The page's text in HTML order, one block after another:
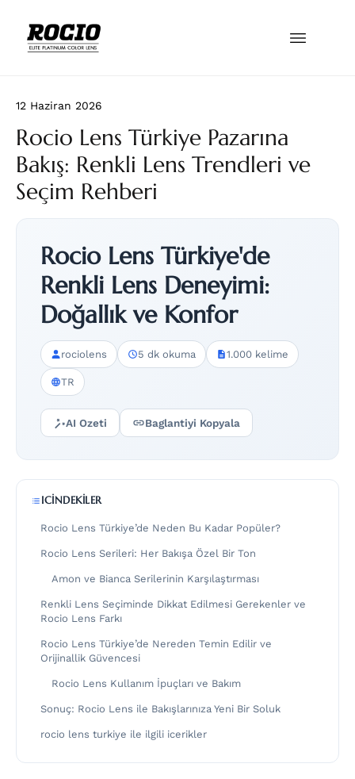
12 Haziran 2026
Rocio Lens Türkiye Pazarına
Bakış: Renkli Lens Trendleri ve
Seçim Rehberi
Rocio Lens Türkiye'de
Renkli Lens Deneyimi:
Doğallık ve Konfor
rociolens 5 dk okuma 1.000 kelime
TR
AI Ozeti Baglantiyi Kopyala
ICINDEKILER
Rocio Lens Türkiye’de Neden Bu Kadar Popüler?
Rocio Lens Serileri: Her Bakışa Özel Bir Ton
Amon ve Bianca Serilerinin Karşılaştırması
Renkli Lens Seçiminde Dikkat Edilmesi Gerekenler ve
Rocio Lens Farkı
Rocio Lens Türkiye’de Nereden Temin Edilir ve
Orijinallik Güvencesi
Rocio Lens Kullanım İpuçları ve Bakım
Sonuç: Rocio Lens ile Bakışlarınıza Yeni Bir Soluk
rocio lens turkiye ile ilgili icerikler